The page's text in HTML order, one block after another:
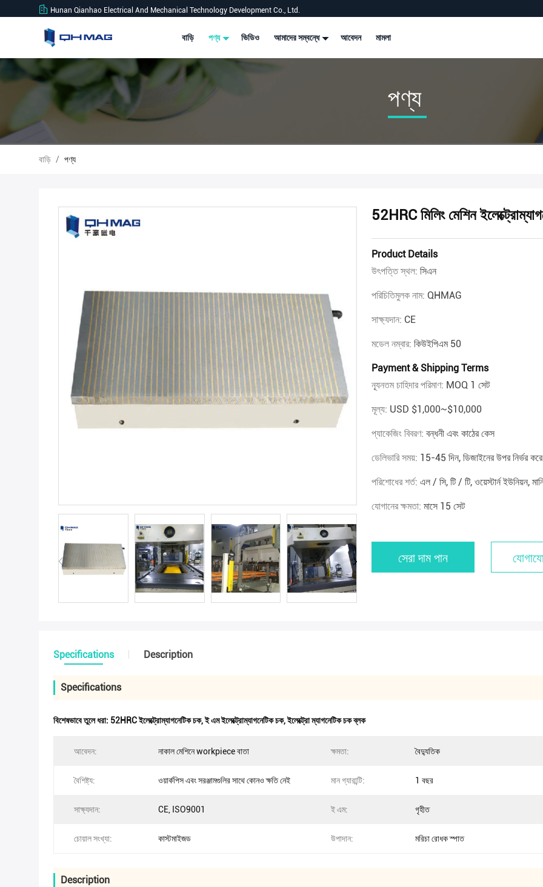
Hunan Qianhao Electrical And Mechanical Technology Development Co., Ltd.
বাড়ি পণ্য ভিডিও আমাদের সম্বন্ধে আবেদন মামলা
পণ্য
বাড়ি / পণ্য
52HRC মিলিং মেশিন
Product Details
উৎপত্তি স্থল: সিএন
পরিচিতিমুলক নাম: QHMAG
সাক্ষ্যদান: CE
মডেল নম্বার: কিউইপিএম 50
Payment & Shipping Terms
ন্যূনতম চাহিদার পরিমাণ: MOQ 1 সেট
মূল্য: USD $1,000~$10,000
প্যাকেজিং বিবরণ: বন্ধনী এবং কাঠের কেস
ডেলিভারি সময়: 15-45 দিন, ডিজাইনের উপর নির্ভর করে
পরিশোধের শর্ত: এল / সি, টি / টি, ওয়েস্টার্ন ইউনিয়ন,
যোগানের ক্ষমতা: মাসে 15 সেট
সেরা দাম পান
Specifications Description
Specifications
বিশেষভাবে তুলে ধরা: 52HRC ইলেক্ট্রোম্যাগনেটিক চক,ই এম ইলেক্ট্রোম্যাগনেটিক চক,ইলেক্ট্রো ম্যাগনেটিক চক ব্লক
আবেদন: নাকাল মেশিনে workpiece বাতা ক্ষমতা: বৈদ্যুতিক
বৈশিষ্ট্য: ওয়ার্কপিস এবং সরঞ্জামগুলির সাথে কোনও ক্ষতি নেই মান গ্যারান্টি: 1 বছর
সাক্ষ্যদান: CE, ISO9001 ই এম: গৃহীত
চোয়াল সংখ্যা: কাস্টমাইজড উপাদান: মরিচা রোধক স্পাত
Description